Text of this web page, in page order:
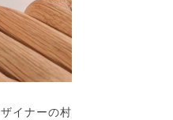
イナーの村